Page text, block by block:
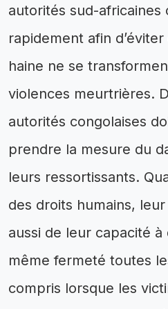
autorités sud-africaines
rapidement afin
haine ne se
violences meurtrières.
autorités congolaises
prendre la mesure du
leurs ressortissants.
des droits humains,
aussi de leur capacité
même fermeté toutes
compris lorsque les